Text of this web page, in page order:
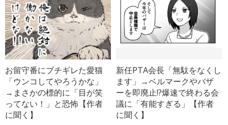
お留守番にブチギレた愛猫
「ウンコしてやろうかな」
→まさかの標的に「目が笑
ってない！」と恐怖【作者
に聞く】
新任PTA会長「無駄をなくし
ます」→ベルマークやバザ
ーを即廃止!?爆速で終わる会
議に「有能すぎる」【作者
に聞く】